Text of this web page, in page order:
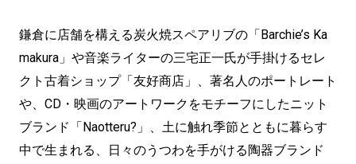
鎌倉に店舗を構える炭火焼スペアリブの「Barchie’s Ka
makura」や音楽ライターの三宅正一氏が手掛けるセレ
クト古着ショップ「友好商店」、著名人のポートレート
や、CD・映画のアートワークをモチーフにしたニット
ブランド「Naotteru?」、土に触れ季節とともに暮らす
中で生まれる、日々のうつわを手がける陶器ブランド